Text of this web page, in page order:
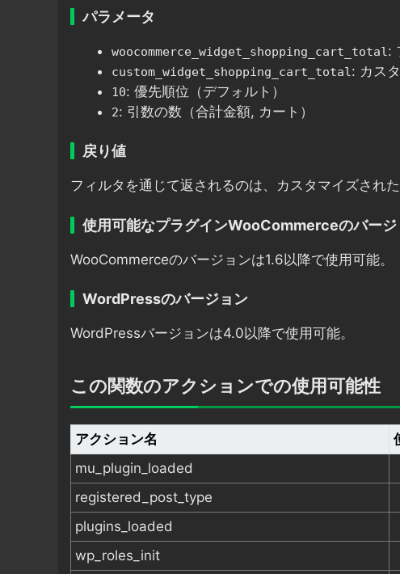
パラメータ
woocommerce_widget_shopping_cart_total:
custom_widget_shopping_cart_total: カス
10: 優先順位（デフォルト）
2: 引数の数（合計金額, カート）
戻り値
フィルタを通じて返されるのは、カスタマイズされた
使用可能なプラグインWooCommerceのバージ
WooCommerceのバージョンは1.6以降で使用可能。
WordPressのバージョン
WordPressバージョンは4.0以降で使用可能。
この関数のアクションでの使用可能性
アクション名
mu_plugin_loaded
registered_post_type
plugins_loaded
wp_roles_init